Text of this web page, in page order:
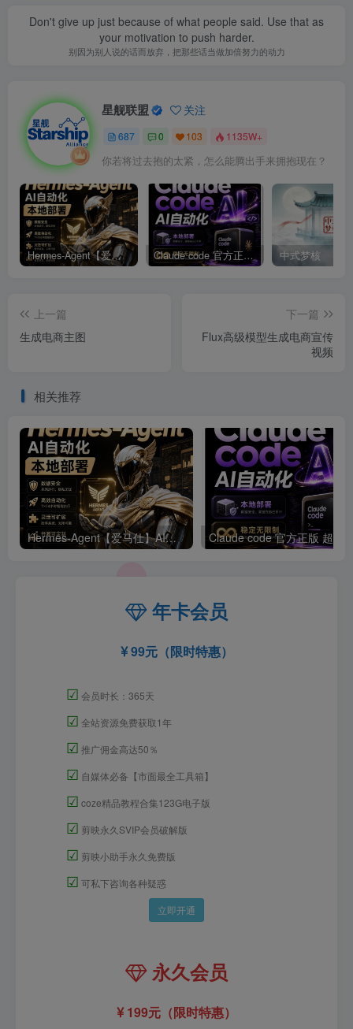
Don't give up just because of what people said. Use that as
your motivation to push harder.
别因为别人说的话而放弃，把那些话当做加倍努力的动力
星舰联盟 关注
687 0 103 1135W+
你若将过去抱的太紧，怎么能腾出手来拥抱现在？
Hermes-Agent【爱马仕】AI自动化部署【会员免费领取安装包】 Claude code 官方正版 超强工具【会员免费领取安装包】 中式梦核
上一篇
生成电商主图
下一篇
Flux高级模型生成电商宣传
视频
相关推荐
Hermes-Agent【爱马仕】AI自动化部署【会员免费领取安装包】
年卡会员
99元（限时特惠）
☑ 会员时长：365天
☑ 全站资源免费获取1年
☑ 推广佣金高达50％
☑ 自媒体必备【市面最全工具箱】
☑ coze精品教程合集123G电子版
☑ 剪映永久SVIP会员破解版
☑ 剪映小助手永久免费版
☑ 可私下咨询各种疑惑
立即开通
永久会员
199元（限时特惠）